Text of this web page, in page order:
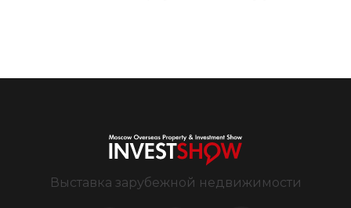
Выставка зарубежной недвижимости